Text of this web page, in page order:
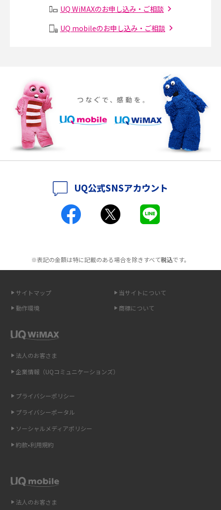
メッシュWi-Fiとは？仕組みやメリット・デメリット、中継機との違いを解
ポケット型Wi-Fiをレンタルするメリットとは？選び方や向いている方の特
徴も紹介
持ち運びできるポケット型Wi-Fiのおススメの選び方は？メリット・デメリ
ットも紹介
ポケット型Wi-Fiはクレカなしでも利用できる？口座振替の方法や注意点も
ポケット型Wi-Fiとは？通信の仕組みやメリット・デメリットを解説
工事不要！置くだけWi-Fiの特徴は？メリット・デメリットや選び方を解説
介
ポケット型Wi-Fi（モバイルWi-Fi）とは？おススメする方の特徴や選び方を
点も解説
ギガバイト（GB）とは？1GBの目安やギガが足りない時の対処法を紹介
Wi-Fiを自宅に設置する方法は？必要なことやポイントも紹介
UQ WiMAXのお申し込み・ご相談
UQ mobileのお申し込み・ご相談
UQ公式SNSアカウント
※表記の金額は特に記載のある場合を除きすべて税込です。
サイトマップ
当サイトについて
動作環境
商標について
法人のお客さま
法人のお客さま
企業情報（UQコミュニケーションズ）
プライバシーポリシー
プライバシーポータル
ソーシャルメディアポリシー
約款•利用規約